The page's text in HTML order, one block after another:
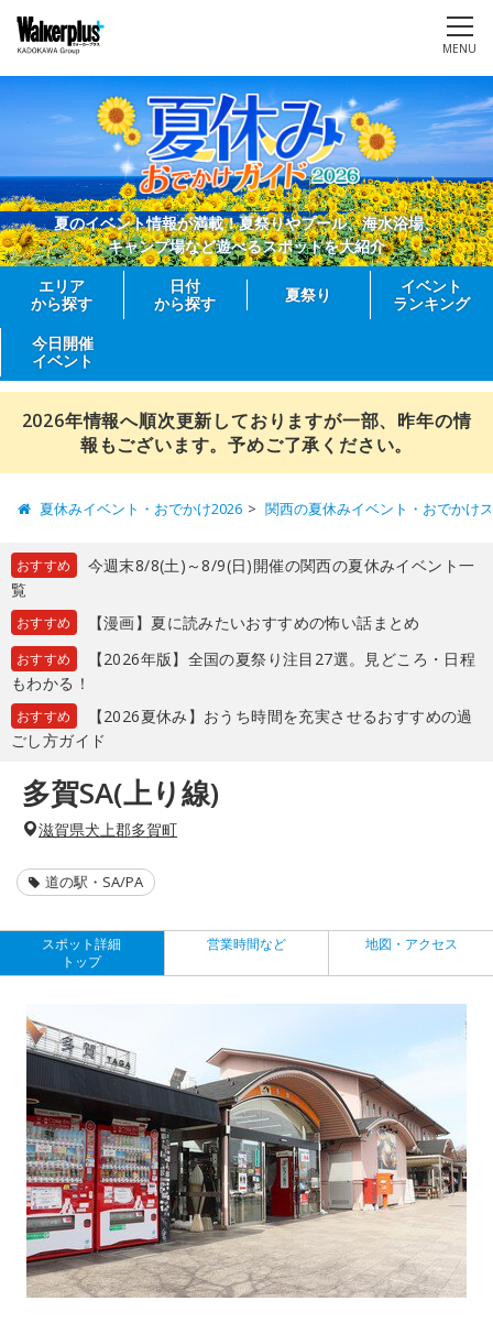
MENU
夏のイベント情報が満載！夏祭りやプール、海水浴場、
キャンプ場など遊べるスポットを大紹介
エリア
から探す
日付
から探す
夏祭り
イベント
ランキング
今日開催
イベント
2026年情報へ順次更新しておりますが一部、昨年の情
報もございます。予めご了承ください。
夏休みイベント・おでかけ2026 関西の夏休みイベント・おでかけ
おすすめ
今週末8/8(土)～8/9(日)開催の関西の夏休みイベント一
覧
おすすめ 【漫画】夏に読みたいおすすめの怖い話まとめ
おすすめ
【2026年版】全国の夏祭り注目27選。見どころ・日程
もわかる！
おすすめ
【2026夏休み】おうち時間を充実させるおすすめの過
ごし方ガイド
多賀SA(上り線)
滋賀県犬上郡多賀町
道の駅・SA/PA
スポット詳細
トップ
営業時間など 地図・アクセス